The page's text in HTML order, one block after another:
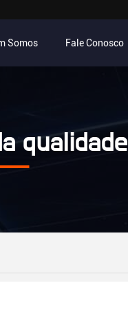
Somos Fale Conosco
qualidade